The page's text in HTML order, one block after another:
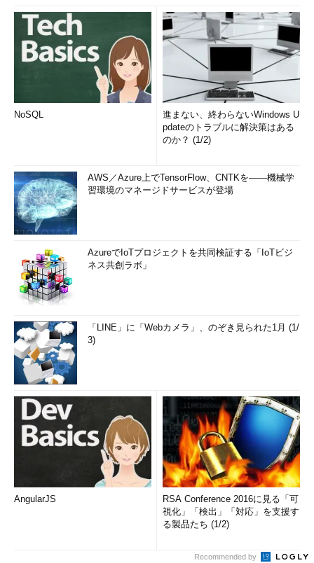
NoSQL
進まない、終わらないWindows U
pdateのトラブルに解決策はある
のか？ (1/2)
AWS／Azure上でTensorFlow、CNTKを――機械学
習環境のマネージドサービスが登場
AzureでIoTプロジェクトを共同検証する「IoTビジ
ネス共創ラボ」
「LINE」に「Webカメラ」、のぞき見られた1月 (1/
3)
AngularJS
RSA Conference 2016に見る「可
視化」「検出」「対応」を支援す
る製品たち (1/2)
Recommended by